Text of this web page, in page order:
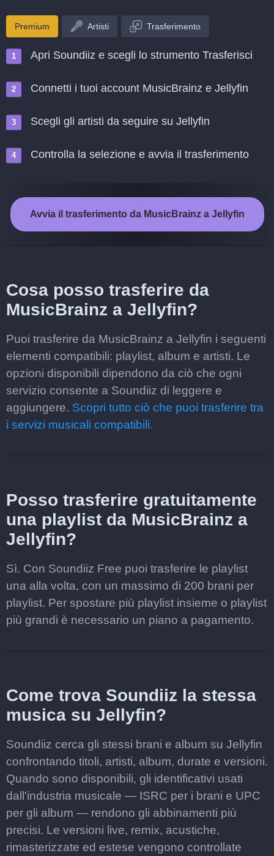
Premium Artisti Trasferimento
Apri Soundiiz e scegli lo strumento Trasferisci
Connetti i tuoi account MusicBrainz e Jellyfin
Scegli gli artisti da seguire su Jellyfin
Controlla la selezione e avvia il trasferimento
Avvia il trasferimento da MusicBrainz a Jellyfin
Cosa posso trasferire da
MusicBrainz a Jellyfin?
Puoi trasferire da MusicBrainz a Jellyfin i seguenti
elementi compatibili: playlist, album e artisti. Le
opzioni disponibili dipendono da ciò che ogni
servizio consente a Soundiiz di leggere e
aggiungere. Scopri tutto ciò che puoi trasferire tra
i servizi musicali compatibili.
Posso trasferire gratuitamente
una playlist da MusicBrainz a
Jellyfin?
Sì. Con Soundiiz Free puoi trasferire le playlist
una alla volta, con un massimo di 200 brani per
playlist. Per spostare più playlist insieme o playlist
più grandi è necessario un piano a pagamento.
Come trova Soundiiz la stessa
musica su Jellyfin?
Soundiiz cerca gli stessi brani e album su Jellyfin
confrontando titoli, artisti, album, durate e versioni.
Quando sono disponibili, gli identificativi usati
dall'industria musicale — ISRC per i brani e UPC
per gli album — rendono gli abbinamenti più
precisi. Le versioni live, remix, acustiche,
rimasterizzate ed estese vengono controllate